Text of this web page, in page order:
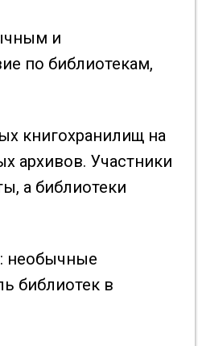
и
по библиотекам,
книгохранилищ на
архивов. Участники
а библиотеки
необычные
библиотек в